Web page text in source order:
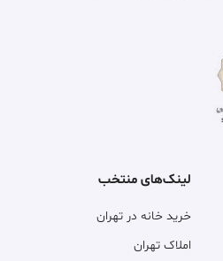
لینک‌های منتخب
خرید خانه در تهران
املاک تهران